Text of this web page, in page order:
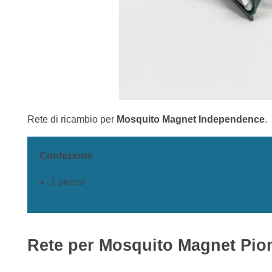
Rete di ricambio per Mosquito Magnet Independence.
Confezione
1 pezzo
Rete per Mosquito Magnet